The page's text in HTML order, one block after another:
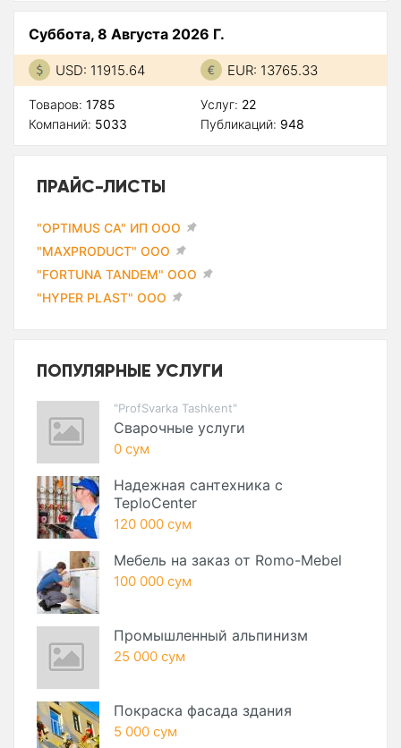
Суббота, 8 Августа 2026 Г.
USD: 11915.64 EUR: 13765.33
Товаров: 1785
Компаний: 5033
Услуг: 22
Публикаций: 948
ПРАЙС-ЛИСТЫ
"OPTIMUS CA" ИП ООО
"MAXPRODUCT" ООО
"FORTUNA TANDEM" ООО
"HYPER PLAST" ООО
ПОПУЛЯРНЫЕ УСЛУГИ
"ProfSvarka Tashkent"
Сварочные услуги
0 сум
Надежная сантехника с
TeploCenter
120 000 сум
Мебель на заказ от Romo-Mebel
100 000 сум
Промышленный альпинизм
25 000 сум
Покраска фасада здания
5 000 сум